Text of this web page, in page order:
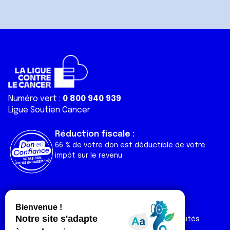
Numéro vert : 0 800 940 939
Ligue Soutien Cancer
Réduction fiscale :
66 % de votre don est déductible de votre
impôt sur le revenu
Liens utiles
Nos actualités
Nos publications
Espace Ligue & comités